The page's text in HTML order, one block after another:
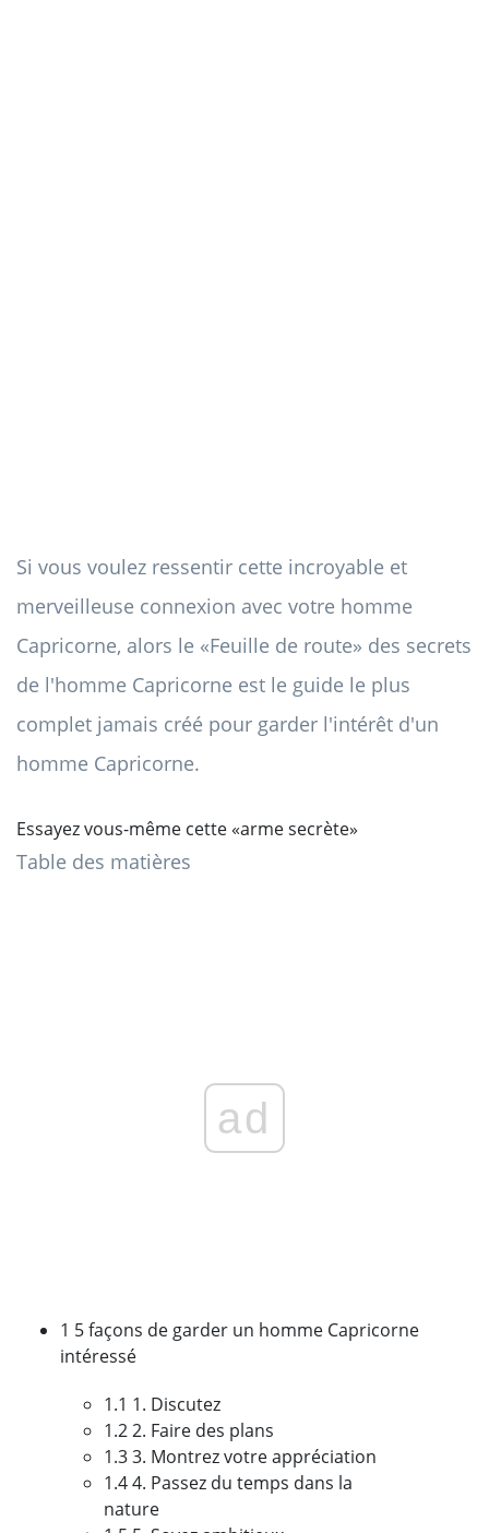
Si vous voulez ressentir cette incroyable et
merveilleuse connexion avec votre homme
Capricorne, alors le «Feuille de route» des secrets
de l'homme Capricorne est le guide le plus
complet jamais créé pour garder l'intérêt d'un
homme Capricorne.
Essayez vous-même cette «arme secrète»
Table des matières
ad
1 5 façons de garder un homme Capricorne
intéressé
1.1 1. Discutez
1.2 2. Faire des plans
1.3 3. Montrez votre appréciation
1.4 4. Passez du temps dans la
nature